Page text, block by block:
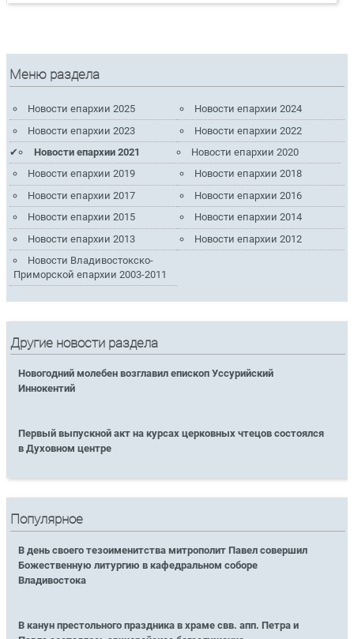
Меню раздела
Новости епархии 2025
Новости епархии 2024
Новости епархии 2023
Новости епархии 2022
Новости епархии 2021
Новости епархии 2020
Новости епархии 2019
Новости епархии 2018
Новости епархии 2017
Новости епархии 2016
Новости епархии 2015
Новости епархии 2014
Новости епархии 2013
Новости епархии 2012
Новости Владивостокско-
Приморской епархии 2003-2011
Другие новости раздела
Новогодний молебен возглавил епископ Уссурийский
Иннокентий
Первый выпускной акт на курсах церковных чтецов состоялся
в Духовном центре
Популярное
В день своего тезоименитства митрополит Павел совершил
Божественную литургию в кафедральном соборе
Владивостока
В канун престольного праздника в храме свв. апп. Петра и